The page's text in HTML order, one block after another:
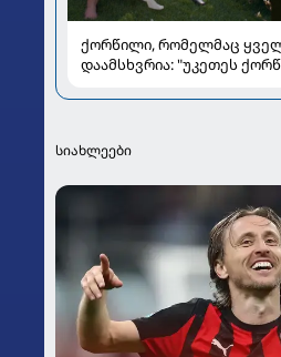
ქორწილი, რომელმაც
დაამსხვრია: "უკეთეს
სიახლეები